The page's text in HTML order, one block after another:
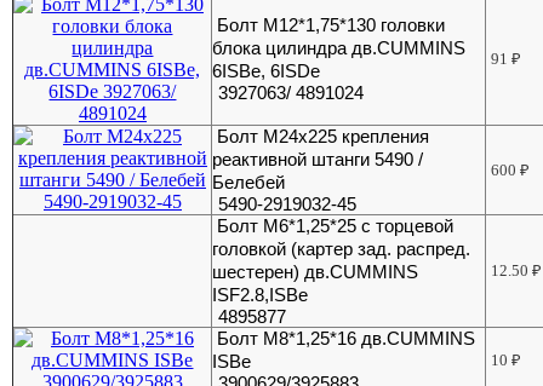
Болт М12*1,75*130 головки
блока цилиндра дв.CUMMINS
6ISBe, 6ISDe
3927063/ 4891024
91₽
Болт М24х225 крепления
реактивной штанги 5490 /
Белебей
5490-2919032-45
600₽
Болт М6*1,25*25 с торцевой
головкой (картер зад. распред.
шестерен) дв.CUMMINS
ISF2.8,ISBe
4895877
12.50₽
Болт М8*1,25*16 дв.CUMMINS
ISBe
10₽